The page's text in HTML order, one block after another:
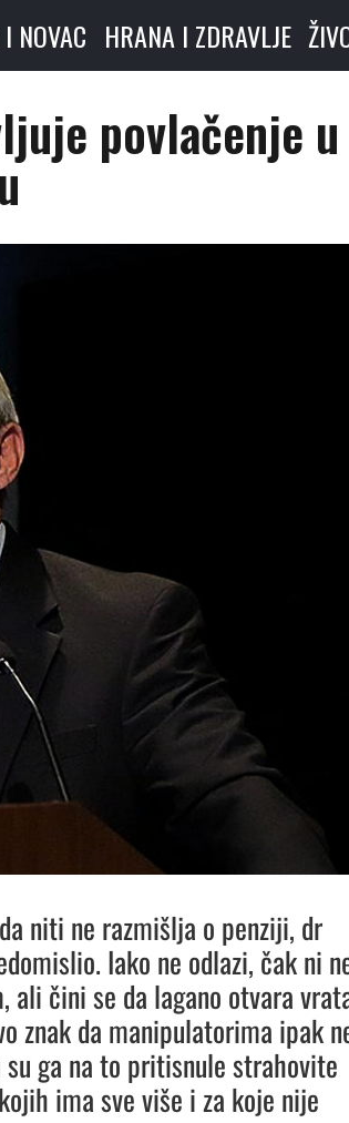
NOVAC HRANA I ZDRAVLJE
povlačenje u
niti ne razmišlja o penziji, dr
Iako ne odlazi, čak ni
ali čini se da lagano otvara
znak da manipulatorima ipak
ga na to pritisnule strahovite
ima sve više i za koje nije